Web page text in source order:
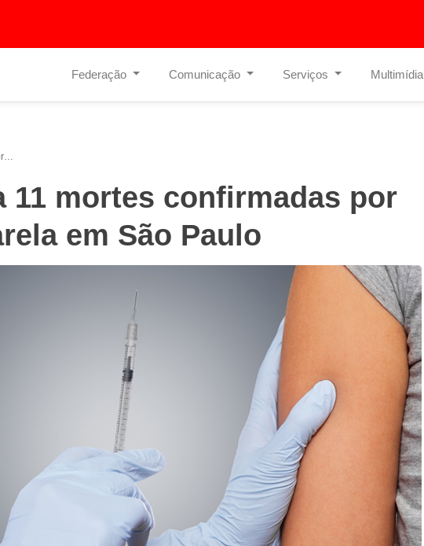
Federação Comunicação Serviços Multimídia
Sobe para 11 mortes confirmadas por febre amarela em São Paulo
11 mortes confirmadas por
em São Paulo